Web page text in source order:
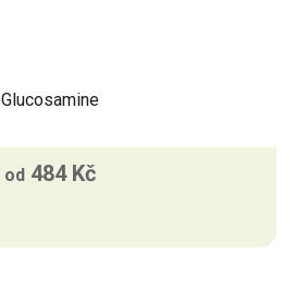
Glucosamine
od 484 Kč